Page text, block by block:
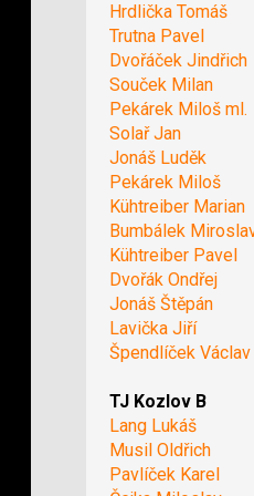
Hrdlička Tomáš
Trutna Pavel
Dvořáček Jindřich
Souček Milan
Pekárek Miloš ml.
Solař Jan
Jonáš Luděk
Pekárek Miloš
Kühtreiber Marian
Bumbálek
Kühtreiber Pavel
Dvořák Ondřej
Jonáš Štěpán
Lavička Jiří
Špendlíček Václav
TJ Kozlov B
Lang Lukáš
Musil Oldřich
Pavlíček Karel